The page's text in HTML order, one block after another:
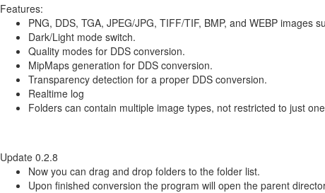
Features:
PNG, DDS, TGA, JPEG/JPG, TIFF/TIF, BMP, and WEBP images
Dark/Light mode switch.
Quality modes for DDS conversion.
MipMaps generation for DDS conversion.
Transparency detection for a proper DDS conversion.
Realtime log
Folders can contain multiple image types, not restricted to just
Update 0.2.8
Now you can drag and drop folders to the folder list.
Upon finished conversion the program will open the parent